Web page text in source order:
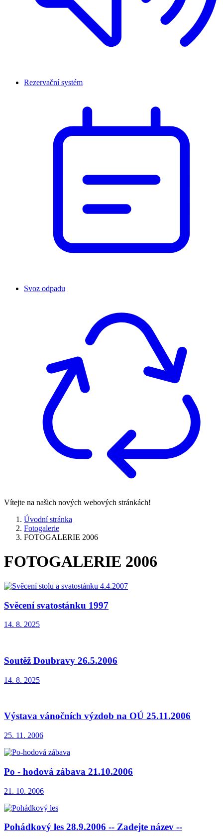
Rezervační systém
Svoz odpadu
Vítejte na našich nových webových stránkách!
Úvodní stránka
Fotogalerie
FOTOGALERIE 2006
FOTOGALERIE 2006
Svěcení svatostánku 1997
14. 8. 2025
Soutěž Doubravy 26.5.2006
14. 8. 2025
Výstava vánočních výzdob na OÚ 25.11.2006
25. 11. 2006
Po - hodová zábava 21.10.2006
21. 10. 2006
Pohádkový les 28.9.2006 -- Zadejte název --